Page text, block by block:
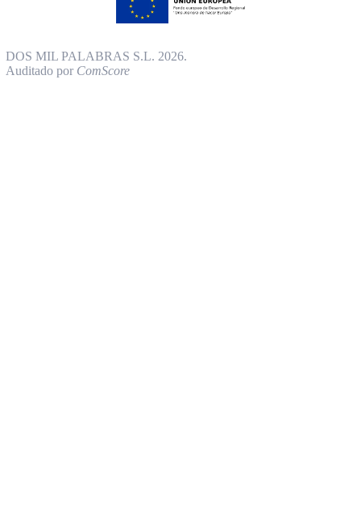
DOS MIL PALABRAS S.L. 2026.
Auditado por ComScore